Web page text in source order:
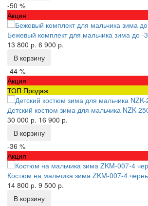
-50 %
Акция
Бежевый комплект для мальчика зима до -
13 800 р. 6 900 р.
В корзину
-44 %
Акция
ТОП Продаж
Детский костюм зима для мальчика NZK-
30 000 р. 16 900 р.
В корзину
-36 %
Акция
Костюм на мальчика зима ZKM-007-4
14 800 р. 9 500 р.
В корзину